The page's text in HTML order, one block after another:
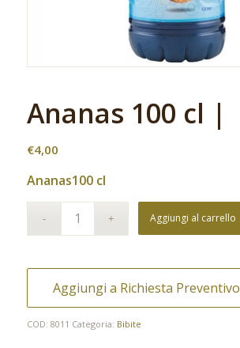
Ananas 100 cl |
€4,00
Ananas100 cl
Aggiungi al carrello
Aggiungi a Richiesta Preventivo
COD: 8011 Categoria: Bibite